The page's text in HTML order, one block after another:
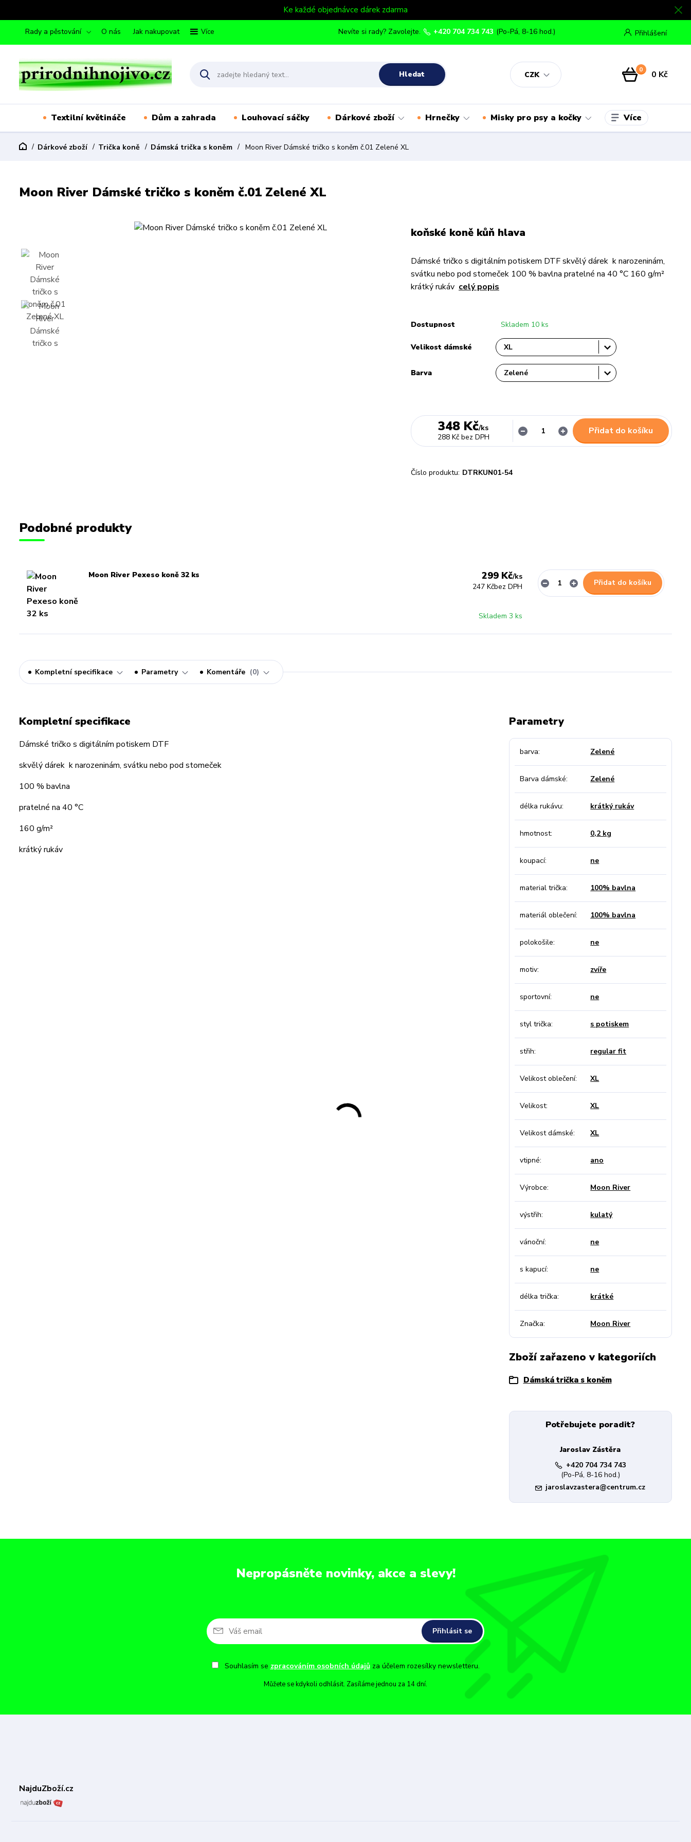
Ke každé objednávce dárek zdarma
Rady a pěstování O nás Jak nakupovat Více
CZK
Přihlášení
Hledat
Nevíte si rady? Zavolejte. +420 704 734 743 (Po-Pá, 8-16 hod.)
0 0 Kč
Textilní květináče Dům a zahrada Louhovací sáčky Dárkové zboží Hrnečky Misky pro psy a kočky Více
Dárkové zboží Trička koně Dámská trička s koněm Moon River Dámské tričko s koněm č.01 Zelené XL
Moon River Dámské tričko s koněm č.01 Zelené XL
koňské koně kůň hlava
Dámské tričko s digitálním potiskem DTF skvělý dárek k narozeninám,
svátku nebo pod stomeček 100 % bavlna pratelné na 40 °C 160 g/m²
krátký rukáv celý popis
Dostupnost Skladem 10 ks
Velikost dámské
Barva
348 Kč/ks
288 Kč bez DPH
Přidat do košíku
Číslo produktu: DTRKUN01-54
Podobné produkty
Moon River Pexeso koně 32 ks 299 Kč/ks
247 Kčbez DPH
Skladem 3 ks
Přidat do košíku
Kompletní specifikace Parametry Komentáře 0
Kompletní specifikace
Dámské tričko s digitálním potiskem DTF
skvělý dárek k narozeninám, svátku nebo pod stomeček
100 % bavlna
pratelné na 40 °C
160 g/m²
krátký rukáv
Parametry
barva Zelené
Barva dámské Zelené
délka rukávu krátký rukáv
hmotnost 0,2 kg
koupací ne
material trička 100% bavlna
materiál oblečení 100% bavlna
polokošile ne
motiv zvíře
sportovní ne
styl trička s potiskem
střih regular fit
Velikost oblečení XL
Velikost XL
Velikost dámské XL
vtipné ano
Výrobce Moon River
výstřih kulatý
vánoční ne
s kapucí ne
délka trička krátké
Značka Moon River
Zboží zařazeno v kategoriích
Dámská trička s koněm
Potřebujete poradit?
Jaroslav Zástěra
+420 704 734 743
(Po-Pá, 8-16 hod.)
jaroslavzastera@centrum.cz
Nepropásněte novinky, akce a slevy!
Přihlásit se
Souhlasím se zpracováním osobních údajůza účelem rozesílky newsletteru.
Můžete se kdykoli odhlásit. Zasíláme jednou za 14 dní.
NajduZboží.cz